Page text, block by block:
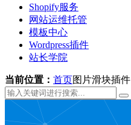
Shopify服务
网站运维托管
模板中心
Wordpress插件
站长学院
当前位置： 首页图片滑块插件